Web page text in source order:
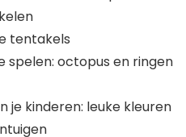
tentakels
octopus en ringen
je kinderen: leuke kleuren